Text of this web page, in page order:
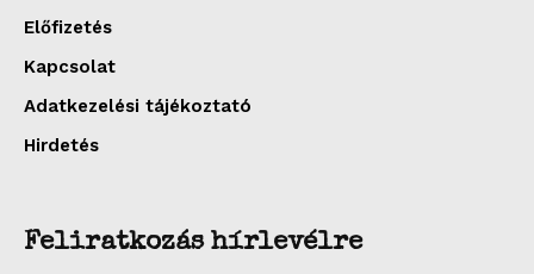
Előfizetés
Kapcsolat
Adatkezelési tájékoztató
Hirdetés
Feliratkozás hírlevélre